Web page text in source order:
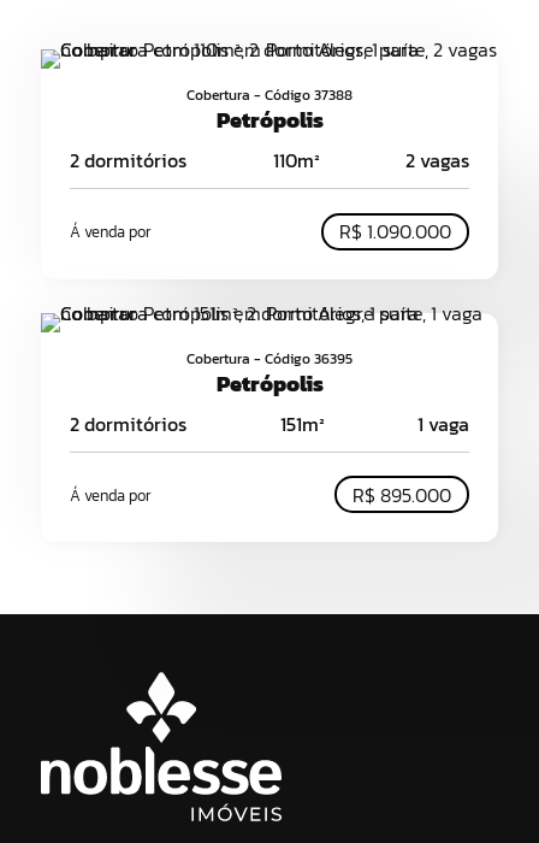
Cobertura - Código 37388
Petrópolis
2 dormitórios 110m² 2 vagas
Á venda por R$ 1.090.000
Cobertura - Código 36395
Petrópolis
2 dormitórios 151m² 1 vaga
Á venda por R$ 895.000